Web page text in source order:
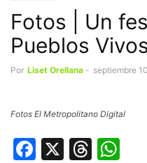
Fotos | Un
Pueblos
Por Liset Orellana - septiembre
Fotos El Metropolitano Digital
Facebook
X